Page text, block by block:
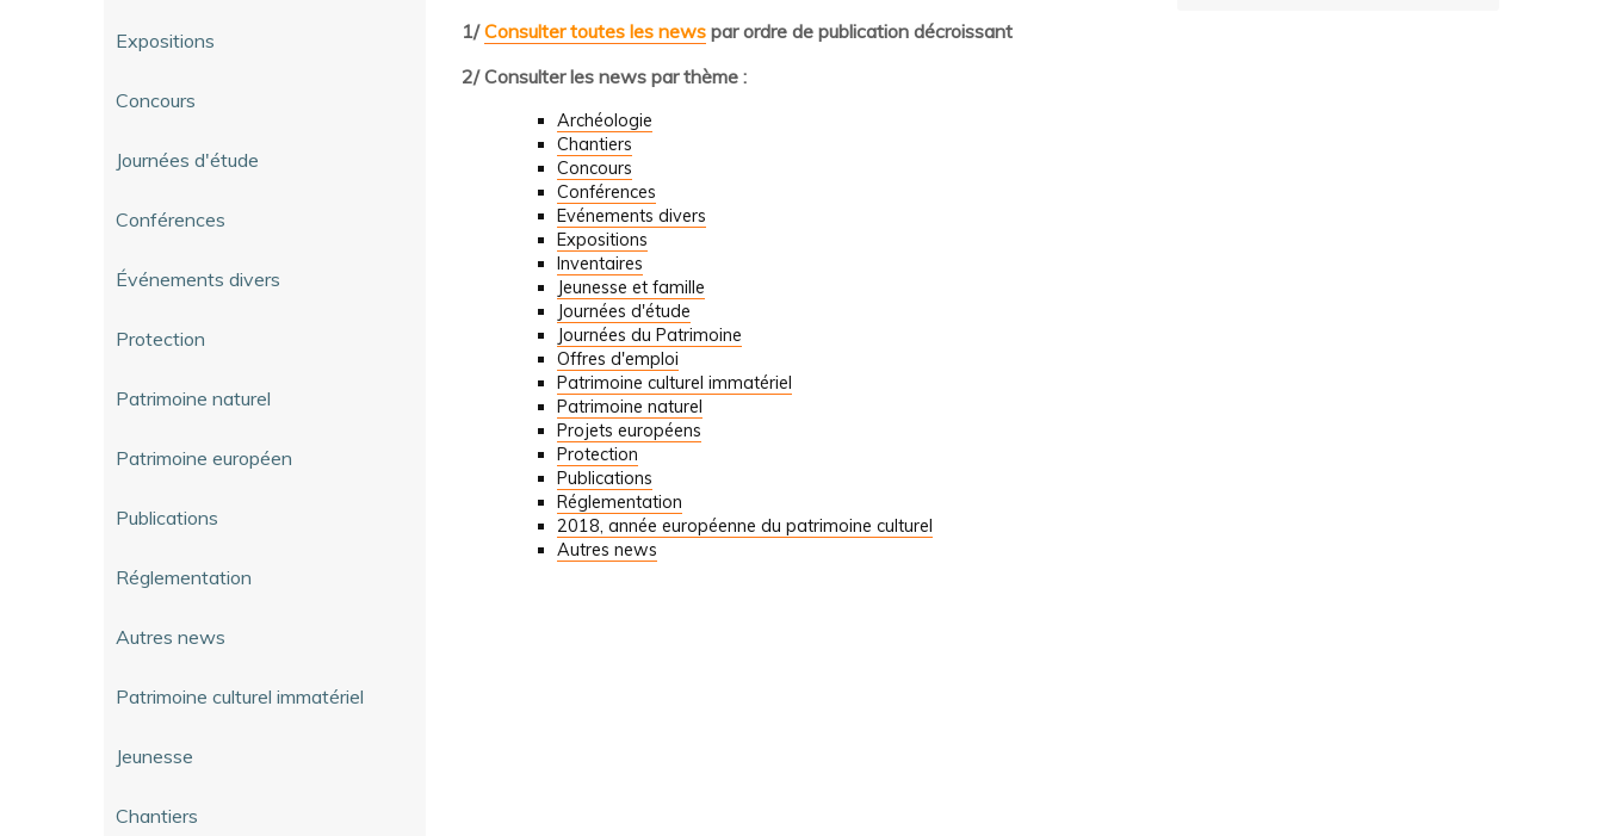
Expositions
Concours
Journées d'étude
Conférences
Événements divers
Protection
Patrimoine naturel
Patrimoine européen
Publications
Réglementation
Autres news
Patrimoine culturel immatériel
Jeunesse
Chantiers
1/Consulter toutes les news par ordre de publication décroissant
2/ Consulter les news par thème :
Archéologie
Chantiers
Concours
Conférences
Evénements divers
Expositions
Inventaires
Jeunesse et famille
Journées d'étude
Journées du Patrimoine
Offres d'emploi
Patrimoine culturel immatériel
Patrimoine naturel
Projets européens
Protection
Publications
Réglementation
2018, année européenne du patrimoine culturel
Autres news